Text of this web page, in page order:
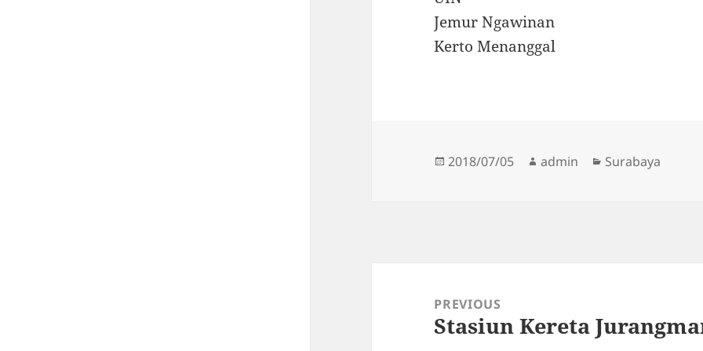
Jemur Ngawinan
Kerto Menanggal
Posted
2018/07/05 Author
admin Categories
Surabaya
navigationPREVIOUS
Previous
Stasiun Kereta